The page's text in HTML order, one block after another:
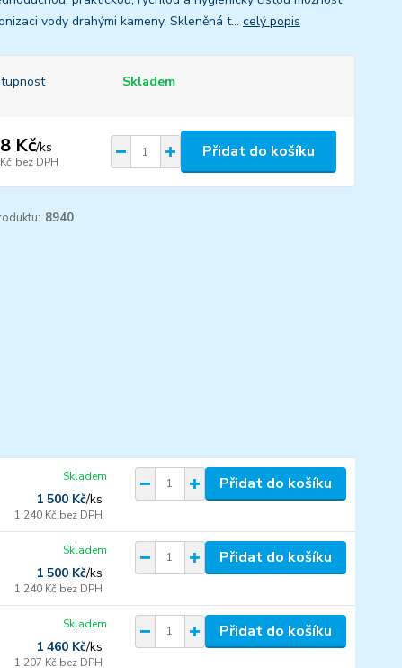
vody drahými kameny. Skleněná t... celý popis
Skladem
Kč/ks
bez DPH
Přidat do košíku
8940
1 500 Kč/ks
1 240 Kč bez DPH
Skladem Přidat do košíku
1 500 Kč/ks
1 240 Kč bez DPH
Skladem Přidat do košíku
1 460 Kč/ks
1 207 Kč bez DPH
Skladem Přidat do košíku